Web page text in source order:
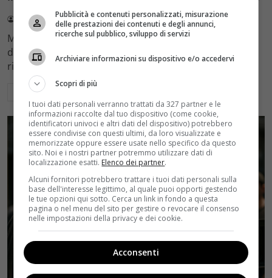
Redazione Velvet 4 Agosto 2026
Mediaset sceglie di mantenere Gerry Scotti e La Ruota
della Fortuna nell'access prime time estivo di Canale 5,
rinviando a dicembre il debutto di Enrico Pa
Leggi di più
Pubblicità e contenuti personalizzati, misurazione
delle prestazioni dei contenuti e degli annunci,
ricerche sul pubblico, sviluppo di servizi
Archiviare informazioni su dispositivo e/o accedervi
Scopri di più
I tuoi dati personali verranno trattati da 327 partner e le
informazioni raccolte dal tuo dispositivo (come cookie,
identificatori univoci e altri dati del dispositivo) potrebbero
essere condivise con questi ultimi, da loro visualizzate e
memorizzate oppure essere usate nello specifico da questo
sito. Noi e i nostri partner potremmo utilizzare dati di
localizzazione esatti. Elenco dei partner.
Alcuni fornitori potrebbero trattare i tuoi dati personali sulla
base dell'interesse legittimo, al quale puoi opporti gestendo
le tue opzioni qui sotto. Cerca un link in fondo a questa
pagina o nel menu del sito per gestire o revocare il consenso
nelle impostazioni della privacy e dei cookie.
Acconsenti